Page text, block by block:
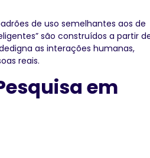
de uso semelhantes aos de
são construídos a partir
as interações humanas,
reais.
em